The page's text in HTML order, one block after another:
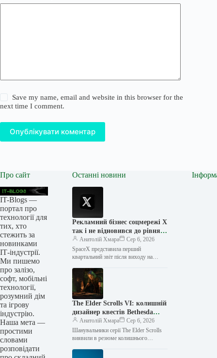
Save my name, email and website in this browser for the
next time I comment.
Опублікувати коментар
Про сайт
IT-Blogs —
портал про
технології для
тих, хто
стежить за
новинками
ІТ-індустрії.
Ми пишемо
про залізо,
софт, мобільні
технології,
розумний дім
та ігрову
індустрію.
Наша мета —
простими
словами
розповідати
Останні новини
Рекламний бізнес соцмережі X
так і не відновився до рівня
Twitter
Анатолій Хмара
Сер 6, 2026
SpaceX представила перший
квартальний звіт після виходу на
рекламного бізнесу компанії — він…
The Elder Scrolls VI: колишній
дизайнер квестів Bethesda
спростовує чутки про
неанонсовану The Elder Scrolls
Анатолій Хмара
Сер 6, 2026
Шанувальники серії The Elder Scrolls
виявили в резюме колишнього